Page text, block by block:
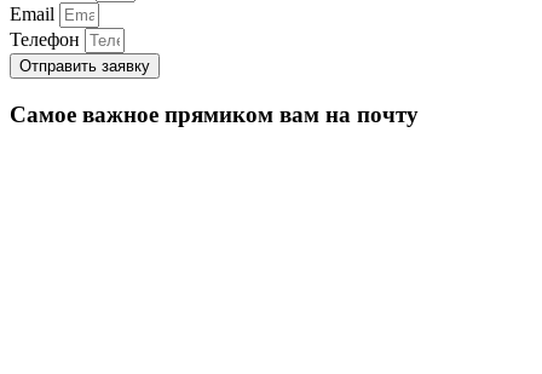
Email
Телефон
Отправить заявку
Самое важное прямиком вам на почту